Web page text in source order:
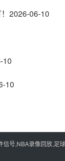
2026-06-10
10
10
号,NBA录像回放,